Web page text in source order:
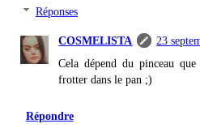
Réponses
COSMELISTA
23
Cela dépend du pinceau
frotter dans le pan ;)
Répondre